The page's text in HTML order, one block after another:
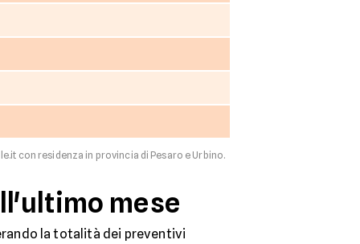
con residenza in provincia di Pesaro e Urbino.
mese
la totalità dei preventivi